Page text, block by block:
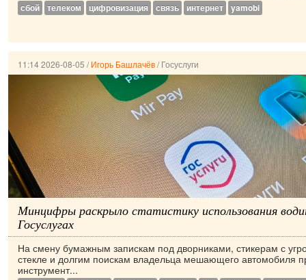
сбой телеком цифровизация связь интернет yamobi
11:14 2026-08-05 /Игорь Башлачёв/Госуслуги
Минцифры раскрыло статистику использования
Госуслугах
На смену бумажным запискам под дворниками, стикерам с
стекле и долгим поискам владельца мешающего автомобиля
инструмент...